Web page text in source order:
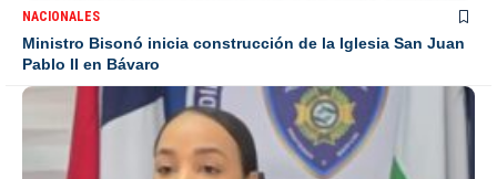
NACIONALES
Ministro Bisonó inicia construcción de la Iglesia San Juan
Pablo II en Bávaro